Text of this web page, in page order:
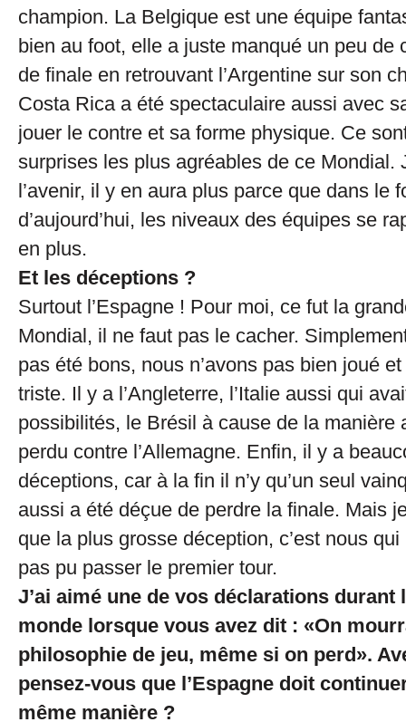
champion. La Belgique est une équipe
bien au foot, elle a juste manqué un peu de
de finale en retrouvant l’Argentine sur son
Costa Rica a été spectaculaire aussi avec
jouer le contre et sa forme physique. Ce
surprises les plus agréables de ce Mondial.
l’avenir, il y en aura plus parce que dans le
d’aujourd’hui, les niveaux des équipes se
en plus.
Et les déceptions ?
Surtout l’Espagne ! Pour moi, ce fut la
Mondial, il ne faut pas le cacher.
pas été bons, nous n’avons pas bien joué et
triste. Il y a l’Angleterre, l’Italie aussi qui
possibilités, le Brésil à cause de la manière
perdu contre l’Allemagne. Enfin, il y a
déceptions, car à la fin il n’y qu’un seul
aussi a été déçue de perdre la finale. Mais
que la plus grosse déception, c’est nous qui
pas pu passer le premier tour.
J’ai aimé une de vos déclarations durant
monde lorsque vous avez dit : «On
philosophie de jeu, même si on perd».
pensez-vous que l’Espagne doit
même manière ?